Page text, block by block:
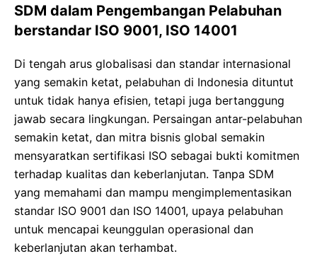
SDM dalam Pengembangan Pelabuhan
berstandar ISO 9001, ISO 14001
Di tengah arus globalisasi dan standar internasional
yang semakin ketat, pelabuhan di Indonesia dituntut
untuk tidak hanya efisien, tetapi juga bertanggung
jawab secara lingkungan. Persaingan antar-pelabuhan
semakin ketat, dan mitra bisnis global semakin
mensyaratkan sertifikasi ISO sebagai bukti komitmen
terhadap kualitas dan keberlanjutan. Tanpa SDM
yang memahami dan mampu mengimplementasikan
standar ISO 9001 dan ISO 14001, upaya pelabuhan
untuk mencapai keunggulan operasional dan
keberlanjutan akan terhambat.